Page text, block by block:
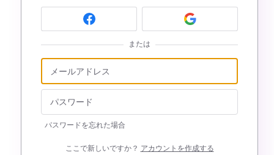
または
パスワードを忘れた場合
ここで新しいですか？ アカウントを作成する